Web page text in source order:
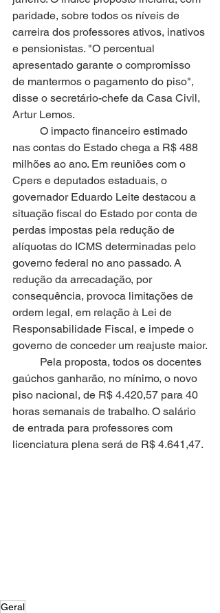
paridade, sobre todos os níveis de
carreira dos professores ativos, inativos
e pensionistas. "O percentual
apresentado garante o compromisso
de mantermos o pagamento do piso",
disse o secretário-chefe da Casa Civil,
Artur Lemos.
O impacto financeiro estimado
nas contas do Estado chega a R$ 488
milhões ao ano. Em reuniões com o
Cpers e deputados estaduais, o
governador Eduardo Leite destacou a
situação fiscal do Estado por conta de
perdas impostas pela redução de
alíquotas do ICMS determinadas pelo
governo federal no ano passado. A
redução da arrecadação, por
consequência, provoca limitações de
ordem legal, em relação à Lei de
Responsabilidade Fiscal, e impede o
governo de conceder um reajuste maior.
Pela proposta, todos os docentes
gaúchos ganharão, no mínimo, o novo
piso nacional, de R$ 4.420,57 para 40
horas semanais de trabalho. O salário
de entrada para professores com
licenciatura plena será de R$ 4.641,47.
Geral